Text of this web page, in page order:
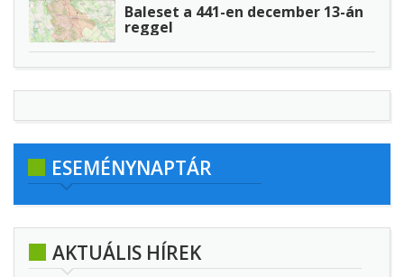
Baleset a 441-en december 13-án
reggel
ESEMÉNYNAPTÁR
AKTUÁLIS HÍREK